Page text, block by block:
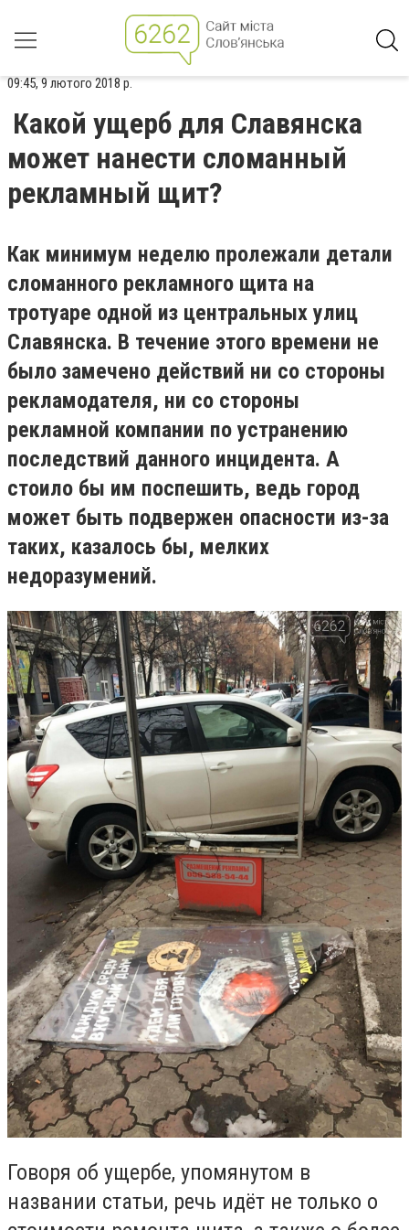
09:45, 9 лютого 2018 р.
Какой ущерб для Славянска
может нанести сломанный
рекламный щит?
Как минимум неделю пролежали детали
сломанного рекламного щита на
тротуаре одной из центральных улиц
Славянска. В течение этого времени не
было замечено действий ни со стороны
рекламодателя, ни со стороны
рекламной компании по устранению
последствий данного инцидента. А
стоило бы им поспешить, ведь город
может быть подвержен опасности из-за
таких, казалось бы, мелких
недоразумений.
Говоря об ущербе, упомянутом в
названии статьи, речь идёт не только о